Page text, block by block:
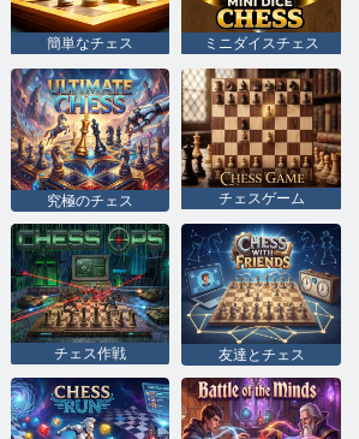
簡単なチェス ミニダイスチェス
究極のチェス チェスゲーム
チェス作戦 友達とチェス